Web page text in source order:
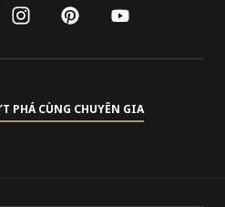
instagram
pinterest
youtube
PHÁ CÙNG CHUYÊN GIA